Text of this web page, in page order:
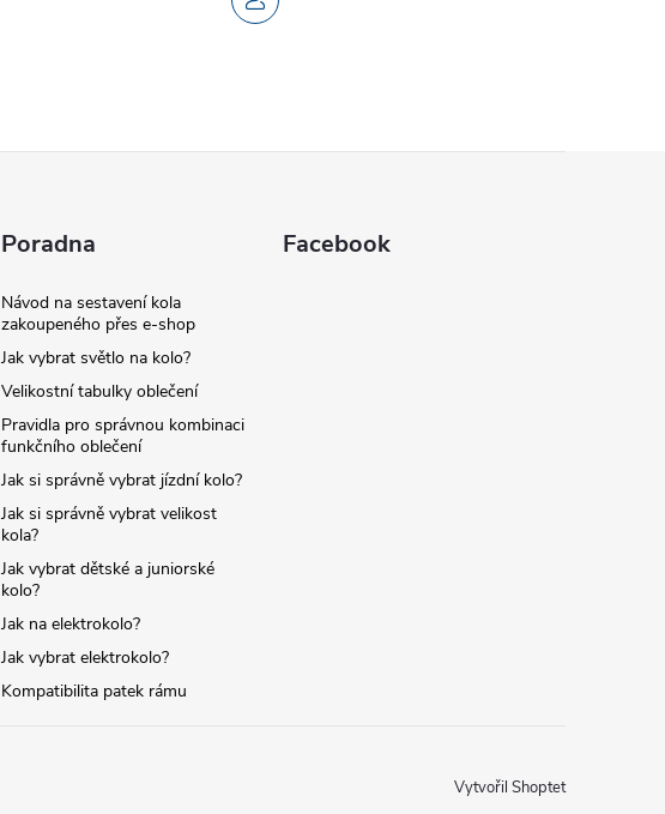
Poradna
Návod na sestavení kola
zakoupeného přes e-shop
Jak vybrat světlo na kolo?
Velikostní tabulky oblečení
Pravidla pro správnou kombinaci
funkčního oblečení
Jak si správně vybrat jízdní kolo?
Jak si správně vybrat velikost
kola?
Jak vybrat dětské a juniorské
kolo?
Jak na elektrokolo?
Jak vybrat elektrokolo?
Kompatibilita patek rámu
Facebook
Vytvořil Shoptet